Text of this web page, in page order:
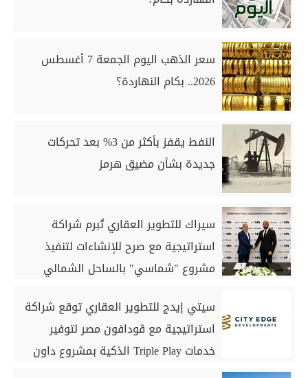
سعر الذهب اليوم الجمعة 7 أغسطس
2026.. بكام النهاردة؟
النفط يقفز بأكثر من 3% بعد تحركات
جديدة بشأن مضيق هرمز
سيراك للتطوير العقاري تُبرم شراكة
استراتيجية مع صرح للإنشاءات لتنفيذ
مشروع "شماسي" بالساحل الشمالي
سيتي إيدج للتطوير العقاري توقع شراكة
استراتيجية مع ڤودافون مصر لتوفير
خدمات Triple Play الذكية بمشروع داون